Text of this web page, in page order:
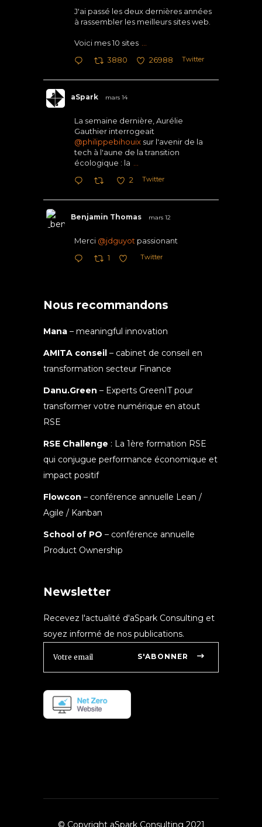
J'ai passé les deux dernières années
à rassembler les meilleurs sites web.
Voici mes 10 sites
3880 26988 Twitter
aSpark mars 14
La semaine dernière, Aurélie
Gauthier interrogeait
@philippebihouix sur l'avenir de la
tech à l'aune de la transition
écologique : la
2 Twitter
Benjamin Thomas mars 12
Merci @jdguyot passionant
1 Twitter
Nous recommandons
Mana – meaningful innovation
AMITA conseil – cabinet de conseil en
transformation secteur Finance
Danu.Green – Experts GreenIT pour
transformer votre numérique en atout
RSE
RSE Challenge : La 1ère formation RSE
qui conjugue performance économique et
impact positif
Flowcon – conférence annuelle Lean /
Agile / Kanban
School of PO – conférence annuelle
Product Ownership
Newsletter
Recevez l'actualité d'aSpark Consulting et
soyez informé de nos publications.
S'ABONNER
© Copyright aSpark Consulting 2021